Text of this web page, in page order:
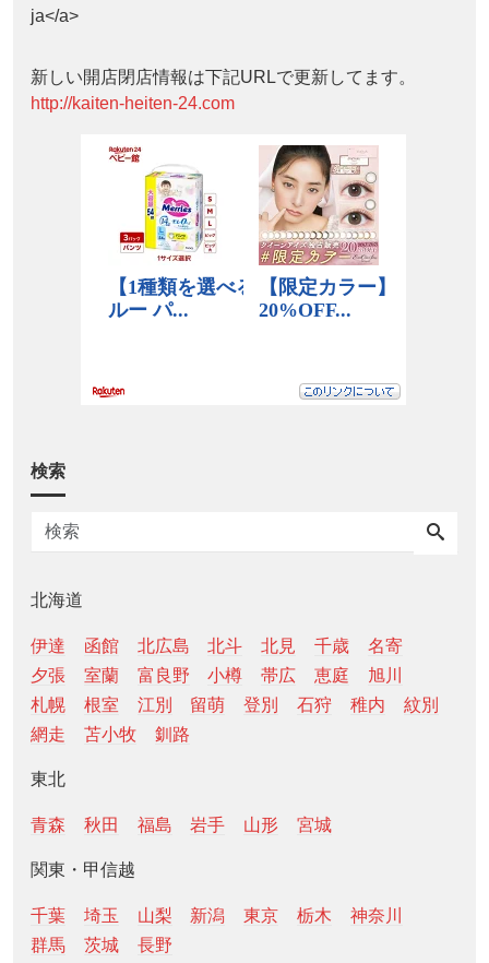
ja</a>
新しい開店閉店情報は下記URLで更新してます。
http://kaiten-heiten-24.com
検索
北海道
伊達 函館 北広島 北斗 北見 千歳
名寄
夕張
室蘭 富良野 小樽 帯広 恵庭
旭川
札幌
根室 江別 留萌 登別 石狩 稚内
紋別
網走
苫小牧 釧路
東北
青森 秋田 福島 岩手 山形 宮城
関東・甲信越
千葉 埼玉 山梨 新潟 東京 栃木
神奈川
群馬
茨城 長野